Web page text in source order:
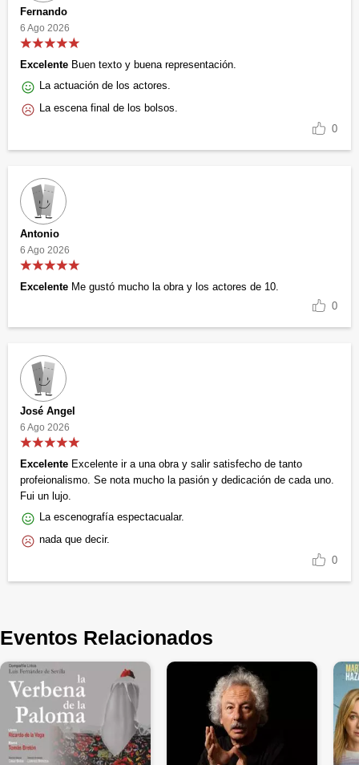
Fernando
6 Ago 2026
Excelente Buen texto y buena representación.
La actuación de los actores.
La escena final de los bolsos.
0
Antonio
6 Ago 2026
Excelente Me gustó mucho la obra y los actores de 10.
0
José Angel
6 Ago 2026
Excelente Excelente ir a una obra y salir satisfecho de tanto
profeionalismo. Se nota mucho la pasión y dedicación de cada uno.
Fui un lujo.
La escenografía espectacualar.
nada que decir.
0
Eventos Relacionados